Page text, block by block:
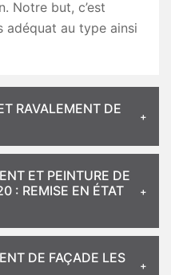
Notre but, c’est
adéquat au type ainsi
RAVALEMENT DE
ET PEINTURE DE
: REMISE EN ÉTAT
DE FAÇADE LES